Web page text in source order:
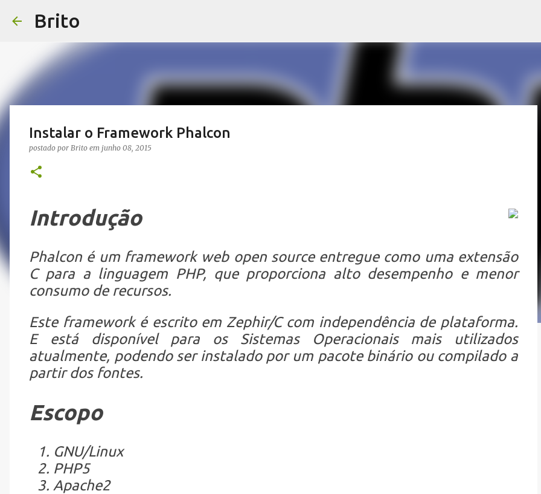
Brito
Instalar o Framework Phalcon
postado por Brito em junho 08, 2015
Introdução
Phalcon é um framework web open source entregue como uma extensão
C para a linguagem PHP, que proporciona alto desempenho e menor
consumo de recursos.
Este framework é escrito em Zephir/C com independência de plataforma.
E está disponível para os Sistemas Operacionais mais utilizados
atualmente, podendo ser instalado por um pacote binário ou compilado a
partir dos fontes.
Escopo
GNU/Linux
PHP5
Apache2